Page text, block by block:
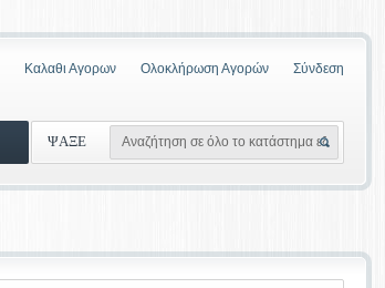
Καλαθι Αγορων Ολοκλήρωση Αγορών Σύνδεση
ΨΑΞΕ